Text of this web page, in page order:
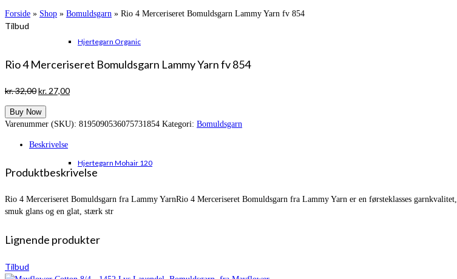
Hjertegarn Organic
Hjertegarn Mohair 120
Forside » Shop » Bomuldsgarn » Rio 4 Merceriseret Bomuldsgarn Lammy Yarn fv 854
Tilbud
Rio 4 Merceriseret Bomuldsgarn Lammy Yarn fv 854
kr.32,00Den
pris
var:
kr. 27,00Den
er:
Buy Now
Varenummer (SKU): 8195090536075731854 Kategori: Bomuldsgarn
Beskrivelse
Produktbeskrivelse
Rio 4 Merceriseret Bomuldsgarn fra Lammy YarnRio 4 Merceriseret Bomuldsgarn fra Lammy Yarn er en førsteklasses
smuk glans og en glat, stærk str
Lignende produkter
Tilbud